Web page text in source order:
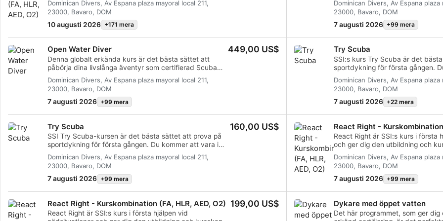
medicinsk nödsituation. Det här dykprogrammet är helt
flexibelt, så du kan välja de ämnen som intresserar dig,
till exempel primärvård, första hjälpen, HLR och primära
stabiliseringstekniker. Du kan också lära dig grunderna i
syrgasadministrering i akuta dyksituationer.
Programmet, som kombinerar akademiska sessioner och
praktiska träningsscenarier, ger dig de verktyg och det
självförtroende du behöver för att utföra korrekta
arbetsuppgifter. När du är certifierad kan du ge första
hjälpen, hjärt-lungräddning, syrgas och AED-assistans i
händelse av en medicinsk nödsituation. Skaffa din SSI
React Right-certifiering - kom igång idag!
Dominican Divers, Av Espana plaza mayoral local 211,
23000, Bavaro, DOM
10 augusti 2026 +171 mera
säkert och tryggt. Du får lära dig
för att dyka i öppet vatten till 12
SSI-proffs. Med det här
klara nästan hälften av Open
bara slutföra de återstående
begränsade vattensessionerna,
öppet vatten.
Dominican Divers, Av Espana plaza
23000, Bavaro, DOM
7 augusti 2026 +99 mera
Open Water Diver
Denna globalt erkända kurs är det bästa sättet att
påbörja dina livslånga äventyr som certifierad Scuba
Diver. Personlig utbildning kombineras med övningar i
vatten för att säkerställa att du har de färdigheter och
den erfarenhet som krävs för att bli riktigt bekväm
under vattnet. Du kommer att erhålla SSI Open Water
Diver-certifiering.
Dominican Divers, Av Espana plaza mayoral local 211,
23000, Bavaro, DOM
7 augusti 2026 +99 mera
449,00 US$ Try Scuba
SSI:s kurs Try Scuba är det
sportdykning för första gången.
trångt vatten och väl
så att du kan njuta av de första
under vattnet och uppleva
slutet av den här korta kursen
SSI Try Scuba-kort och utan
är där allt börjar. Börja redan idag!
Dominican Divers, Av Espana plaza
23000, Bavaro, DOM
7 augusti 2026 +22 mera
Try Scuba
SSI Try Scuba-kursen är det bästa sättet att prova på
sportdykning för första gången. Du kommer att vara i
begränsat vatten och väl omhändertagen av din
instruktör, så att du kan njuta av de första oförglömliga
andetag under vattnet och uppleva magin med dykning.
I slutet av denna korta kurs kommer du att ha förtjänat
ditt SSI Try Scuba erkännande kort och utan tvekan vill
här kursen är där allt börjar. Börja redan idag!
Dominican Divers, Av Espana plaza mayoral local 211,
23000, Bavaro, DOM
7 augusti 2026 +99 mera
160,00 US$ React Right - Kurskombination
React Right är SSI:s kurs i första
och ger dig den utbildning och
att agera som första hjälpen i en
I den här flexibla kursen kan du
lära dig om, bland annat primär
CPR och primära
lära dig om administrering av
Defibrillator). Med hjälp av en kombination av
Teorilektioner och praktiska
Dominican Divers, Av Espana plaza
23000, Bavaro, DOM
7 augusti 2026 +99 mera
React Right - Kurskombination (FA, HLR, AED, O2)
React Right är SSI:s kurs i första hjälpen vid
199,00 US$ Dykare med öppet vatten
Det här programmet, som ger dig